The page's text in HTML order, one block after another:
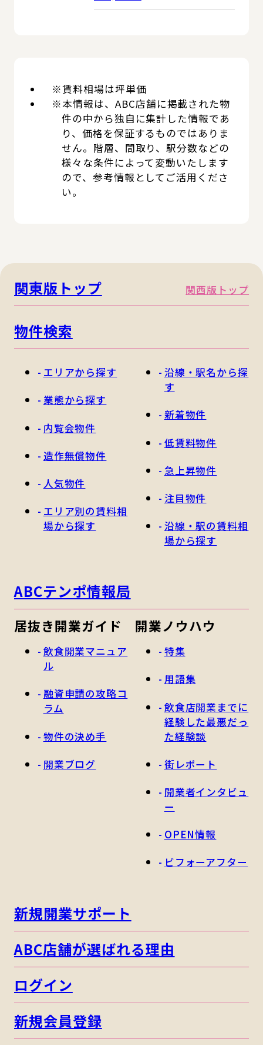
※賃料相場は坪単価
※本情報は、ABC店舗に掲載された物
件の中から独自に集計した情報であ
り、価格を保証するものではありま
せん。階層、間取り、駅分数などの
様々な条件によって変動いたします
ので、参考情報としてご活用くださ
い。
関東版トップ 関西版トップ
物件検索
エリアから探す
業態から探す
内覧会物件
造作無償物件
人気物件
エリア別の賃料相
場から探す
沿線・駅名から探
す
新着物件
低賃料物件
急上昇物件
注目物件
沿線・駅の賃料相
場から探す
ABCテンポ情報局
居抜き開業ガイド
飲食開業マニュア
ル
融資申請の攻略コ
ラム
物件の決め手
開業ブログ
開業ノウハウ
特集
用語集
飲食店開業までに
経験した最悪だっ
た経験談
街レポート
開業者インタビュ
ー
OPEN情報
ビフォーアフター
新規開業サポート
ABC店舗が選ばれる理由
ログイン
新規会員登録